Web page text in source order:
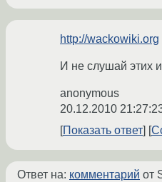
http://wackowiki.org
И не слушай этих
anonymous
20.12.2010
Показать ответ
Ответ на: комментарий от